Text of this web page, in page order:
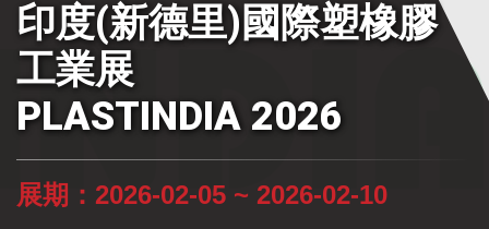
印度(新德里)國際塑橡膠
工業展
PLASTINDIA 2026
展期：2026-02-05 ~ 2026-02-10